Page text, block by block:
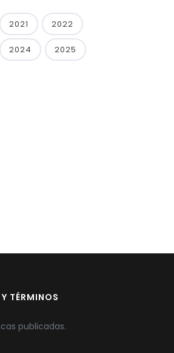
2021 2022
2024 2025
TÉRMINOS
publicadas.